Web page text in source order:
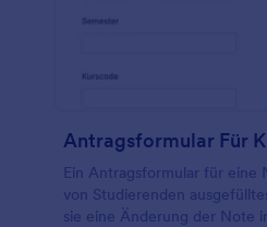
Antragsformular Für
Ein Antragsformular für eine
von Studierenden
sie eine Änderung der Note